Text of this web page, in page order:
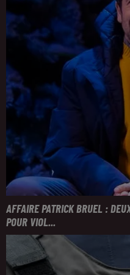
AFFAIRE PATRICK BRUEL :
POUR VIOL...